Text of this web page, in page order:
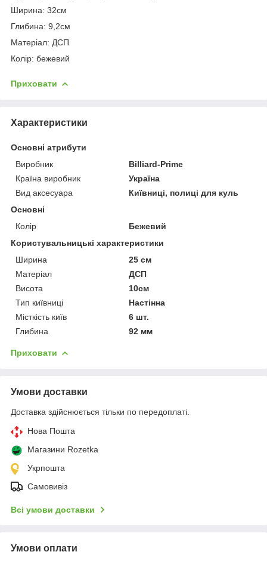
Ширина: 32см
Глибина: 9,2см
Матеріал: ДСП
Колір: бежевий
Приховати
Характеристики
Основні атрибути
Виробник
Billiard-Prime
Країна виробник
Україна
Вид аксесуара
Київниці, полиці для куль
Основні
Колір
Бежевий
Користувальницькі характеристики
Ширина
25 см
Матеріал
ДСП
Висота
10см
Тип київниці
Настінна
Місткість київ
6 шт.
Глибина
92 мм
Приховати
Умови доставки
Доставка здійснюється тільки по передоплаті.
Нова Пошта
Магазини Rozetka
Укрпошта
Самовивіз
Всі умови доставки
Умови оплати